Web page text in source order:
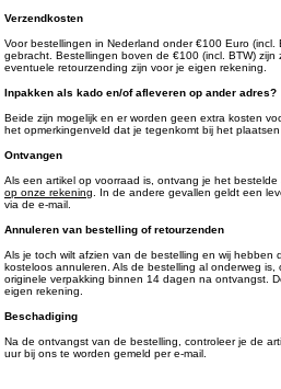
Verzendkosten
Voor bestellingen in Nederland onder €100 Euro
gebracht. Bestellingen boven de €100 (incl. BTW)
eventuele retourzending zijn voor je eigen rekening.
Inpakken als kado en/of afleveren op ander adres?
Beide zijn mogelijk en er worden geen extra kosten
het opmerkingenveld dat je tegenkomt bij het plaatsen
Ontvangen
Als een artikel op voorraad is, ontvang je het
op onze rekening . In de andere gevallen geldt een
via de e-mail.
Annuleren van bestelling of retourzenden
Als je toch wilt afzien van de bestelling en wij
kosteloos annuleren. Als de bestelling al onderweg
originele verpakking binnen 14 dagen na ontvangst.
eigen rekening.
Beschadiging
Na de ontvangst van de bestelling, controleer je de
uur bij ons te worden gemeld per e-mail.